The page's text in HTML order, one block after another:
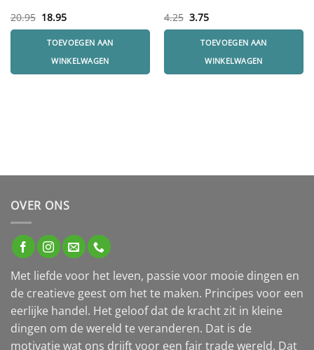
20.95 Oorspronkelijke
prijs
20.95.
18.95Huidige
prijs
18.95.
TOEVOEGEN AAN
WINKELWAGEN
4.25 Oorspronkelijke
prijs
4.25.
3.75Huidige
prijs
3.75.
TOEVOEGEN AAN
WINKELWAGEN
OVER ONS
Met liefde voor het leven, passie voor mooie dingen en
de creatieve geest om het te maken. Principes voor een
eerlijke handel. Het geloof dat de kracht zit in kleine
dingen om de wereld te veranderen. Dat is de
motivatie wat ons drijft voor een fair trade wereld. Dat